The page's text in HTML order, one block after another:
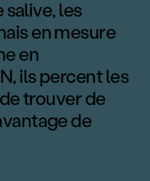
salive, les
en mesure
en
ils percent les
trouver de
de